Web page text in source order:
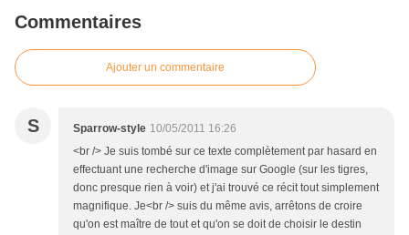
Commentaires
Ajouter un commentaire
S Sparrow-style 10/05/2011 16:26
<br /> Je suis tombé sur ce texte complètement par hasard en
effectuant une recherche d'image sur Google (sur les tigres,
donc presque rien à voir) et j'ai trouvé ce récit tout simplement
magnifique. Je<br /> suis du même avis, arrêtons de croire
qu'on est maître de tout et qu'on se doit de choisir le destin